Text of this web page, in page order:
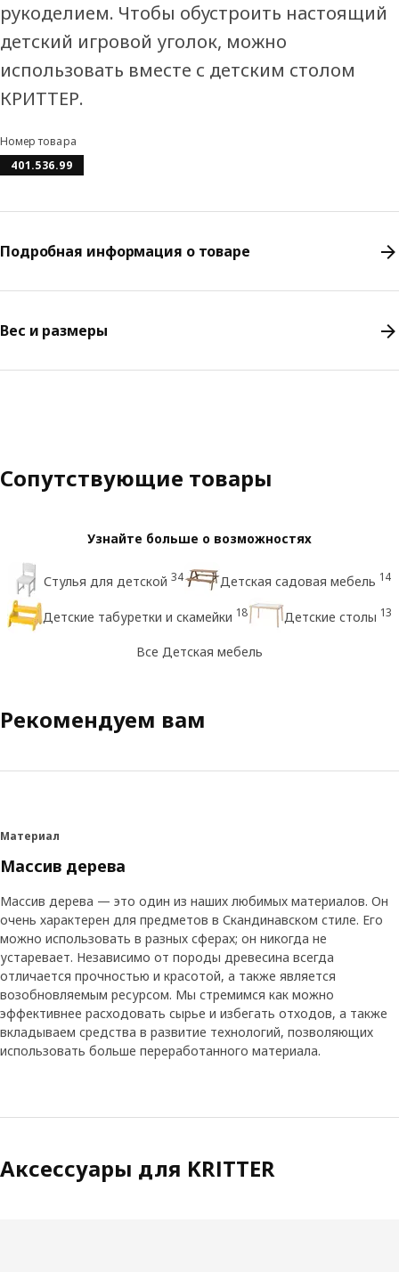
рукоделием. Чтобы обустроить настоящий
детский игровой уголок, можно
использовать вместе с детским столом
КРИТТЕР.
Номер товара
401.536.99
Подробная информация о товаре
Вес и размеры
Сопутствующие товары
Узнайте больше о возможностях
Стулья для детской 34 Детская садовая мебель 14
Детские табуретки и скамейки 18 Детские столы 13
Все Детская мебель
Рекомендуем вам
Материал
Массив дерева
Массив дерева — это один из наших любимых материалов. Он
очень характерен для предметов в Скандинавском стиле. Его
можно использовать в разных сферах; он никогда не
устаревает. Независимо от породы древесина всегда
отличается прочностью и красотой, а также является
возобновляемым ресурсом. Мы стремимся как можно
эффективнее расходовать сырье и избегать отходов, а также
вкладываем средства в развитие технологий, позволяющих
использовать больше переработанного материала.
Аксессуары для KRITTER